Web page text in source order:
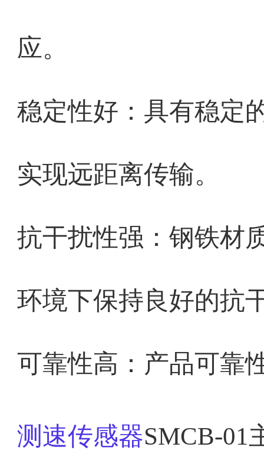
应。
稳定性好：具有稳定
实现远距离传输。
抗干扰性强：钢铁材
环境下保持良好的抗
可靠性高：产品可靠
测速传感器SMCB-01